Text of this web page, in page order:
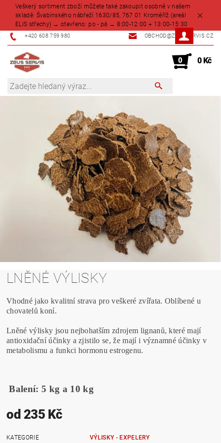
Veškerý sortiment zboží můžete také zakoupit osobně v našem
skladě: Švabinského nábřeží 1630/85, 767 01 Kroměříž (areál
ELIS střechy) → otevřeno: po - pá → 8:00-12:00 + 13:00-15:30
+420 608 759 980 OBCHOD@ZEUSSERVIS.CZ
0 0 Kč
LNĚNÉ VÝLISKY
Vhodné jako kvalitní strava pro veškeré zvířata. Oblíbené u
chovatelů koní.
Lněné výlisky jsou nejbohatším zdrojem lignanů, které mají
antioxidační účinky a zjistilo se, že mají i významné účinky v
metabolismu a funkci hormonu estrogenu.
Balení: 5 kg a 10 kg
od 235 Kč
KATEGORIE VÝLISKY - EXPELERY